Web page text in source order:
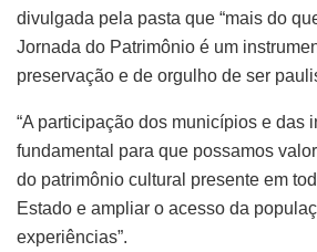
divulgada pela pasta que “mais do
Jornada do Patrimônio é um
preservação e de orgulho de ser
“A participação dos municípios e das
fundamental para que possamos
do patrimônio cultural presente em
Estado e ampliar o acesso da
experiências”.